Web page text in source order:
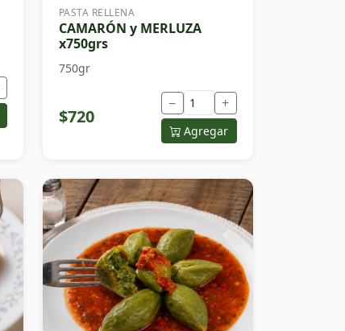
PASTA RELLENA
CAMARÓN y MERLUZA
x750grs
750gr
$720
− +
Agregar